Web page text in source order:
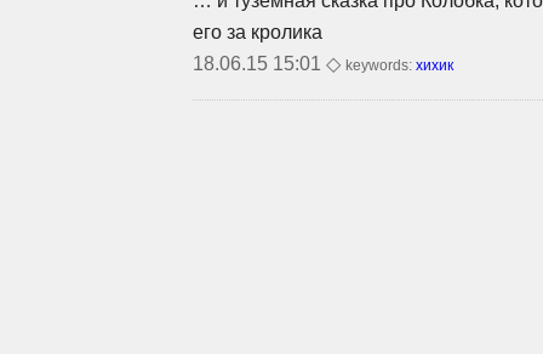
его за кролика
18.06.15 15:01 ◇ keywords: хихик